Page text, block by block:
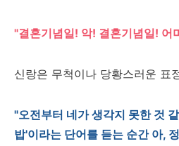
"결혼기념일! 악! 결혼기념일! 어
신랑은 무척이나 당황스러운 표
"오전부터 네가 생각지 못한 것
밥'이라는 단어를 듣는 순간 아,